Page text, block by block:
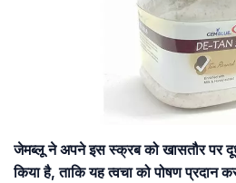
जेमब्लू ने अपने इस स्क्रब को खासतौर पर
किया है, ताकि यह त्वचा को पोषण प्रदान